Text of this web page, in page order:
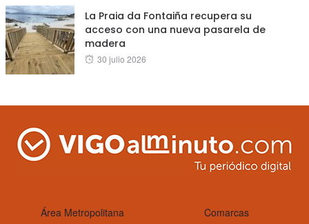
La Praia da Fontaiña recupera su
acceso con una nueva pasarela de
madera
Posted
30 julio 2026
Área Metropolitana Comarcas